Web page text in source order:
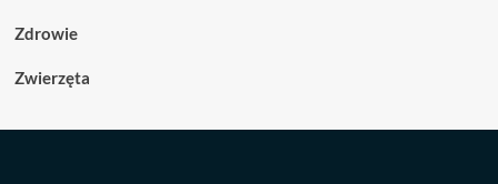
Zdrowie
Zwierzęta